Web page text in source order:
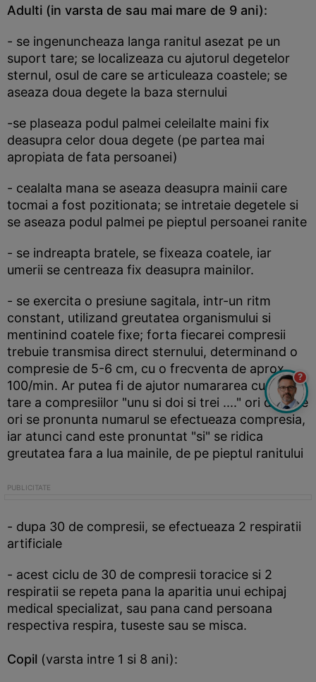
Adulti (in varsta de sau mai mare de 9 ani):
- se ingenuncheaza langa ranitul asezat pe un
suport tare; se localizeaza cu ajutorul degetelor
sternul, osul de care se articuleaza coastele; se
aseaza doua degete la baza sternului
-se plaseaza podul palmei celeilalte maini fix
deasupra celor doua degete (pe partea mai
apropiata de fata persoanei)
- cealalta mana se aseaza deasupra mainii care
tocmai a fost pozitionata; se intretaie degetele si
se aseaza podul palmei pe pieptul persoanei ranite
- se indreapta bratele, se fixeaza coatele, iar
umerii se centreaza fix deasupra mainilor.
- se exercita o presiune sagitala, intr-un ritm
constant, utilizand greutatea organismului si
mentinind coatele fixe; forta fiecarei compresii
trebuie transmisa direct sternului, determinand o
compresie de 5-6 cm, cu o frecventa de aprox
100/min. Ar putea fi de ajutor numararea cu voce
tare a compresiilor "unu si doi si trei ...." ori de cate
ori se pronunta numarul se efectueaza compresia,
iar atunci cand este pronuntat "si" se ridica
greutatea fara a lua mainile, de pe pieptul ranitului
- dupa 30 de compresii, se efectueaza 2 respiratii
artificiale
- acest ciclu de 30 de compresii toracice si 2
respiratii se repeta pana la aparitia unui echipaj
medical specializat, sau pana cand persoana
respectiva respira, tuseste sau se misca.
Copil (varsta intre 1 si 8 ani):
?